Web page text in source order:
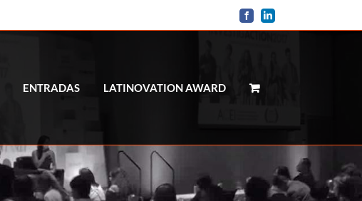
FacebookLinkedIn
ENTRADAS LATINOVATION AWARD